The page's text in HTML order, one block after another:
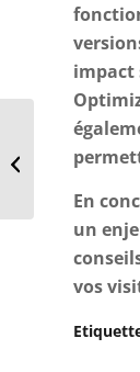
impact
En
un
vos
Témoignages